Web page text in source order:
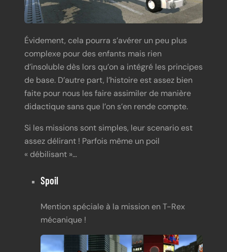
Évidement, cela pourra s’avérer un peu plus
complexe pour des enfants mais rien
d’insoluble dès lors qu’on a intégré les principes
de base. D’autre part, l’histoire est assez bien
faite pour nous les faire assimiler de manière
didactique sans que l’on s’en rende compte.
Si les missions sont simples, leur scenario est
assez délirant ! Parfois même un poil
« débilisant »…
Spoil
Mention spéciale à la mission en T-Rex
mécanique !